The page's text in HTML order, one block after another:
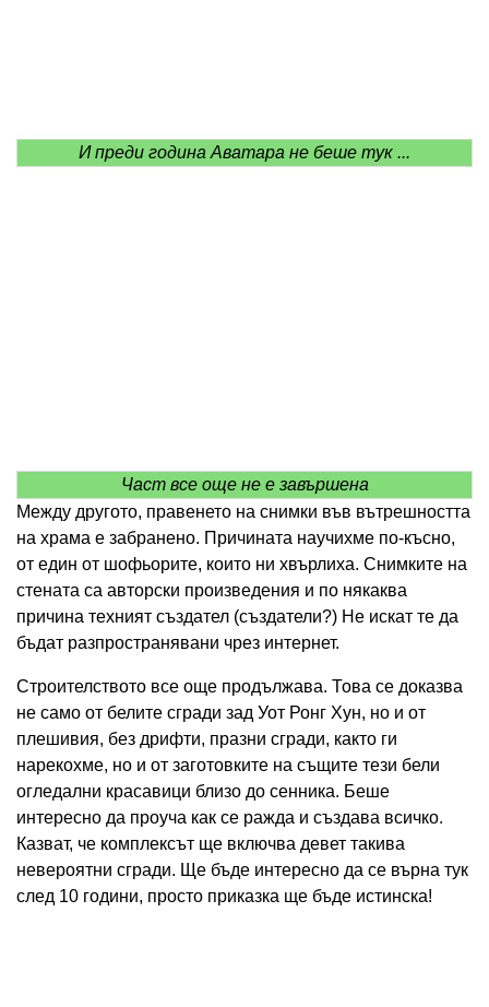
И преди година Аватара не беше тук ...
Част все още не е завършена
Между другото, правенето на снимки във вътрешността
на храма е забранено. Причината научихме по-късно,
от един от шофьорите, които ни хвърлиха. Снимките на
стената са авторски произведения и по някаква
причина техният създател (създатели?) Не искат те да
бъдат разпространявани чрез интернет.
Строителството все още продължава. Това се доказва
не само от белите сгради зад Уот Ронг Хун, но и от
плешивия, без дрифти, празни сгради, както ги
нарекохме, но и от заготовките на същите тези бели
огледални красавици близо до сенника. Беше
интересно да проуча как се ражда и създава всичко.
Казват, че комплексът ще включва девет такива
невероятни сгради. Ще бъде интересно да се върна тук
след 10 години, просто приказка ще бъде истинска!